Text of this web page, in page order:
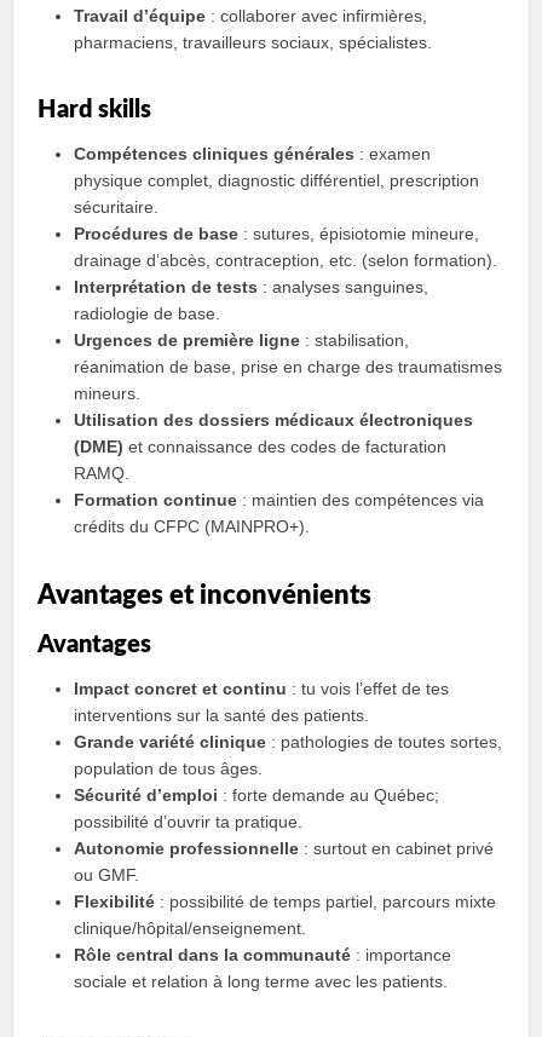
Travail d’équipe : collaborer avec infirmières,
pharmaciens, travailleurs sociaux, spécialistes.
Hard skills
Compétences cliniques générales : examen
physique complet, diagnostic différentiel, prescription
sécuritaire.
Procédures de base : sutures, épisiotomie mineure,
drainage d’abcès, contraception, etc. (selon formation).
Interprétation de tests : analyses sanguines,
radiologie de base.
Urgences de première ligne : stabilisation,
réanimation de base, prise en charge des traumatismes
mineurs.
Utilisation des dossiers médicaux électroniques
(DME) et connaissance des codes de facturation
RAMQ.
Formation continue : maintien des compétences via
crédits du CFPC (MAINPRO+).
Avantages et inconvénients
Avantages
Impact concret et continu : tu vois l’effet de tes
interventions sur la santé des patients.
Grande variété clinique : pathologies de toutes sortes,
population de tous âges.
Sécurité d’emploi : forte demande au Québec;
possibilité d’ouvrir ta pratique.
Autonomie professionnelle : surtout en cabinet privé
ou GMF.
Flexibilité : possibilité de temps partiel, parcours mixte
clinique/hôpital/enseignement.
Rôle central dans la communauté : importance
sociale et relation à long terme avec les patients.